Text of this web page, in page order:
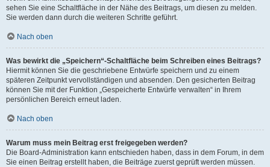
sehen Sie eine Schaltfläche in der Nähe des Beitrags, um diesen zu melden.
Sie werden dann durch die weiteren Schritte geführt.
Nach oben
Was bewirkt die „Speichern“-Schaltfläche beim Schreiben eines Beitrags?
Hiermit können Sie die geschriebene Entwürfe speichern und zu einem
späteren Zeitpunkt vervollständigen und absenden. Den gesicherten Beitrag
können Sie mit der Funktion „Gespeicherte Entwürfe verwalten“ in Ihrem
persönlichen Bereich erneut laden.
Nach oben
Warum muss mein Beitrag erst freigegeben werden?
Die Board-Administration kann entschieden haben, dass in dem Forum, in dem
Sie einen Beitrag erstellt haben, die Beiträge zuerst geprüft werden müssen.